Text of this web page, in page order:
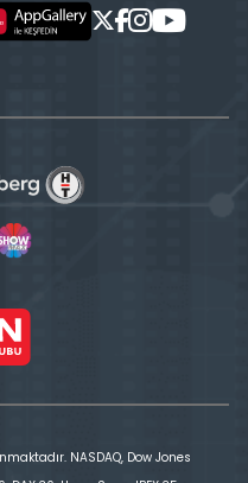
NASDAQ, Dow Jones